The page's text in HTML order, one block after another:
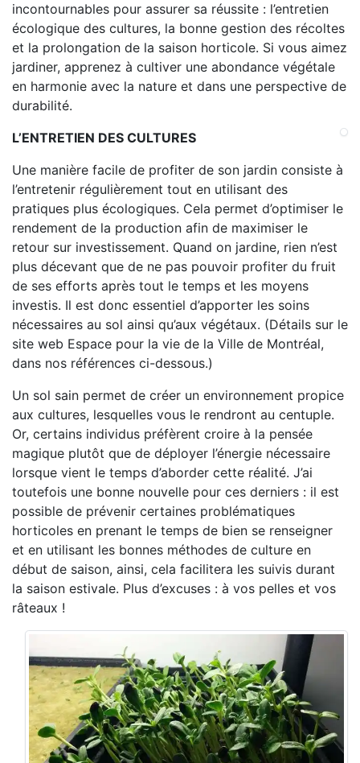
incontournables pour assurer sa réussite : l’entretien
écologique des cultures, la bonne gestion des récoltes
et la prolongation de la saison horticole. Si vous aimez
jardiner, apprenez à cultiver une abondance végétale
en harmonie avec la nature et dans une perspective de
durabilité.
L’ENTRETIEN DES CULTURES
Une manière facile de profiter de son jardin consiste à
l’entretenir régulièrement tout en utilisant des
pratiques plus écologiques. Cela permet d’optimiser le
rendement de la production afin de maximiser le
retour sur investissement. Quand on jardine, rien n’est
plus décevant que de ne pas pouvoir profiter du fruit
de ses efforts après tout le temps et les moyens
investis. Il est donc essentiel d’apporter les soins
nécessaires au sol ainsi qu’aux végétaux. (Détails sur le
site web Espace pour la vie de la Ville de Montréal,
dans nos références ci-dessous.)
Un sol sain permet de créer un environnement propice
aux cultures, lesquelles vous le rendront au centuple.
Or, certains individus préfèrent croire à la pensée
magique plutôt que de déployer l’énergie nécessaire
lorsque vient le temps d’aborder cette réalité. J’ai
toutefois une bonne nouvelle pour ces derniers : il est
possible de prévenir certaines problématiques
horticoles en prenant le temps de bien se renseigner
et en utilisant les bonnes méthodes de culture en
début de saison, ainsi, cela facilitera les suivis durant
la saison estivale. Plus d’excuses : à vos pelles et vos
râteaux !